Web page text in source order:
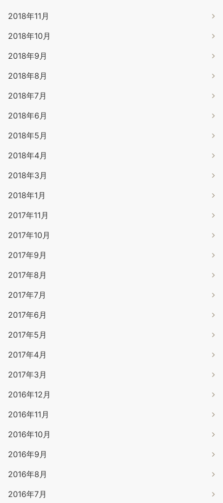
2018年11月
2018年10月
2018年9月
2018年8月
2018年7月
2018年6月
2018年5月
2018年4月
2018年3月
2018年1月
2017年11月
2017年10月
2017年9月
2017年8月
2017年7月
2017年6月
2017年5月
2017年4月
2017年3月
2016年12月
2016年11月
2016年10月
2016年9月
2016年8月
2016年7月